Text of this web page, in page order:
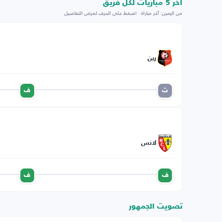
اخر 5 مباريات لكل فريق
من اليمين: آخر مباراة · اضغط على الحرف لعرض التفاصيل
رين
ت ف
لانس
ف ف
تصويت الجمهور